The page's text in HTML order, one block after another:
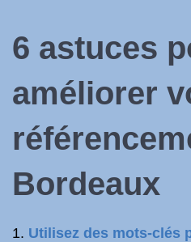
6 astuces
améliorer
Bordeaux
Utilisez des mots-clés